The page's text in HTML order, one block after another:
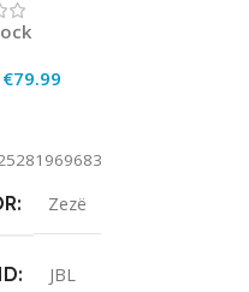
€79.99
Zezë
JBL